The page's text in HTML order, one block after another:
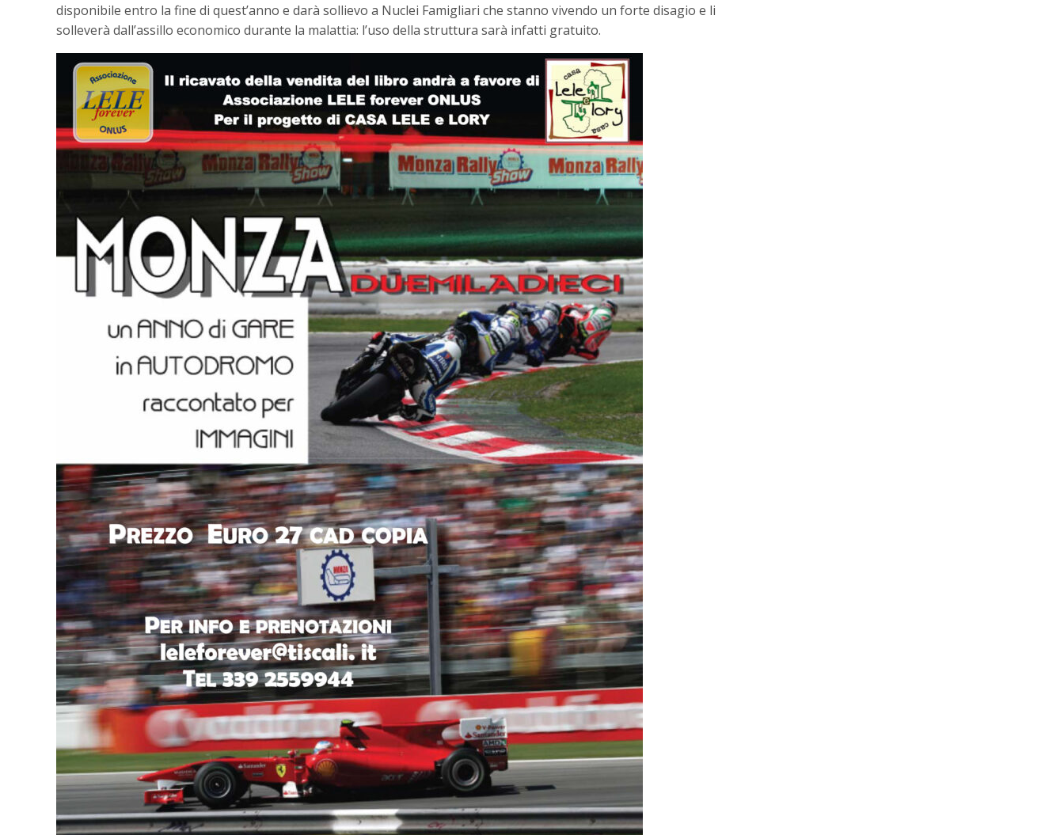
disponibile entro la fine di quest’anno e darà sollievo a Nuclei Famigliari che stanno vivendo un forte disagio e li
solleverà dall’assillo economico durante la malattia: l’uso della struttura sarà infatti gratuito.